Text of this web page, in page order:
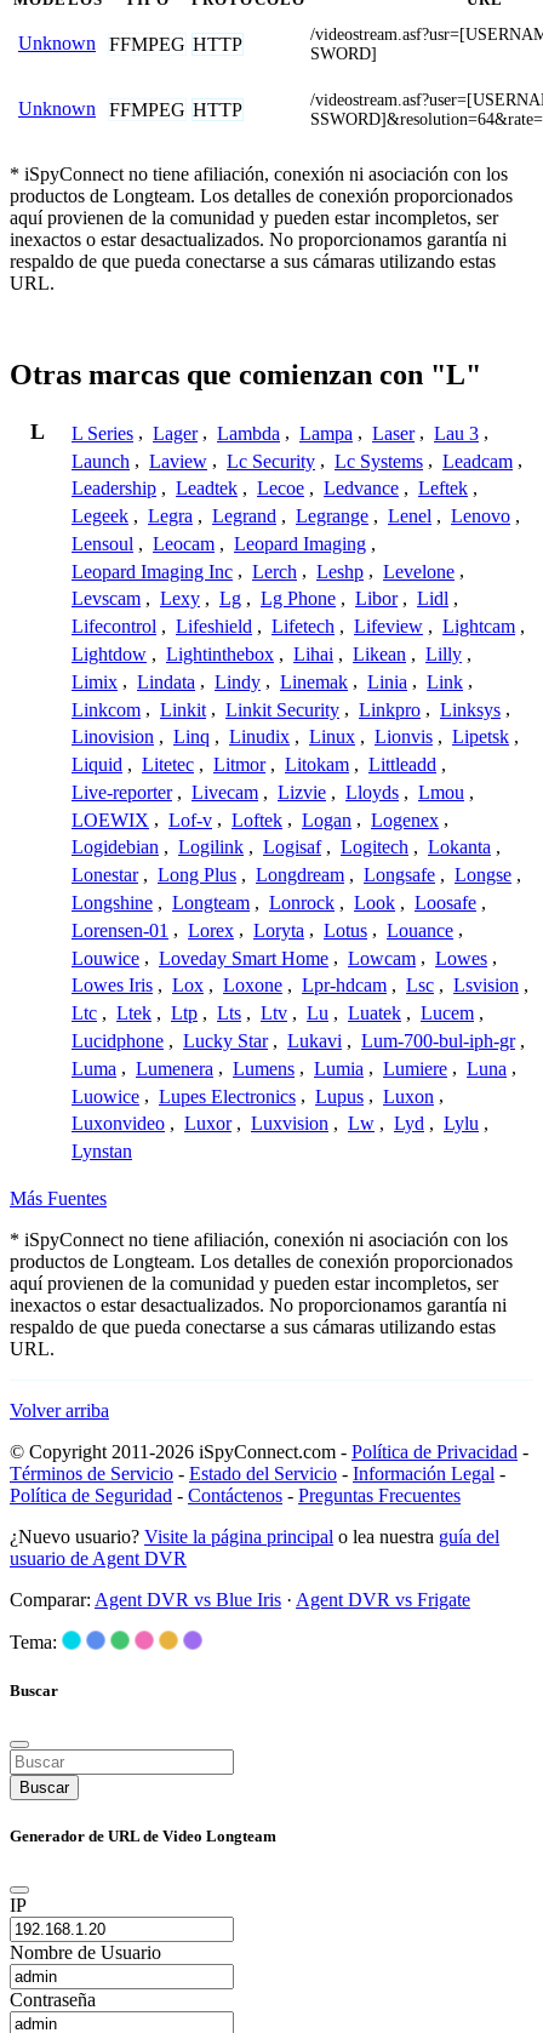
Unknown FFMPEG HTTP
/
SWORD]
Unknown FFMPEG HTTP
/
* iSpyConnect no tiene afiliación, conexión ni asociación con los
productos de Longteam. Los detalles de conexión proporcionados
aquí provienen de la comunidad y pueden estar incompletos, ser
inexactos o estar desactualizados. No proporcionamos garantía ni
respaldo de que pueda conectarse a sus cámaras utilizando estas
URL.
Otras marcas que comienzan con "L"
L L Series , Lager , Lambda , Lampa , Laser , Lau 3 ,
Launch , Laview , Lc Security , Lc Systems , Leadcam ,
Leadership , Leadtek , Lecoe , Ledvance , Leftek ,
Legeek , Legra , Legrand , Legrange , Lenel , Lenovo ,
Lensoul , Leocam , Leopard Imaging ,
Leopard Imaging Inc , Lerch , Leshp , Levelone ,
Levscam , Lexy , Lg , Lg Phone , Libor , Lidl ,
Lifecontrol , Lifeshield , Lifetech , Lifeview , Lightcam ,
Lightdow , Lightinthebox , Lihai , Likean , Lilly ,
Limix , Lindata , Lindy , Linemak , Linia , Link ,
Linkcom , Linkit , Linkit Security , Linkpro , Linksys ,
Linovision , Linq , Linudix , Linux , Lionvis , Lipetsk ,
Liquid , Litetec , Litmor , Litokam , Littleadd ,
Live-reporter , Livecam , Lizvie , Lloyds , Lmou ,
LOEWIX , Lof-v , Loftek , Logan , Logenex ,
Logidebian , Logilink , Logisaf , Logitech , Lokanta ,
Lonestar , Long Plus , Longdream , Longsafe , Longse ,
Longshine , Longteam , Lonrock , Look , Loosafe ,
Lorensen-01 , Lorex , Loryta , Lotus , Louance ,
Louwice , Loveday Smart Home , Lowcam , Lowes ,
Lowes Iris , Lox , Loxone , Lpr-hdcam , Lsc , Lsvision ,
Ltc , Ltek , Ltp , Lts , Ltv , Lu , Luatek , Lucem ,
Lucidphone , Lucky Star , Lukavi , Lum-700-bul-iph-gr ,
Luma , Lumenera , Lumens , Lumia , Lumiere , Luna ,
Luowice , Lupes Electronics , Lupus , Luxon ,
Luxonvideo , Luxor , Luxvision , Lw , Lyd , Lylu ,
Lynstan
Más Fuentes
* iSpyConnect no tiene afiliación, conexión ni asociación con los
productos de Longteam. Los detalles de conexión proporcionados
aquí provienen de la comunidad y pueden estar incompletos, ser
inexactos o estar desactualizados. No proporcionamos garantía ni
respaldo de que pueda conectarse a sus cámaras utilizando estas
URL.
Volver arriba
© Copyright 2011-2026 iSpyConnect.com - Política de Privacidad -
Términos de Servicio - Estado del Servicio - Información Legal -
Política de Seguridad - Contáctenos - Preguntas Frecuentes
¿Nuevo usuario? Visite la página principal o lea nuestra guía del
usuario de Agent DVR
Comparar: Agent DVR vs Blue Iris · Agent DVR vs Frigate
Tema:
Buscar
Buscar
Generador de URL de Video Longteam
IP
Nombre de Usuario
Contraseña